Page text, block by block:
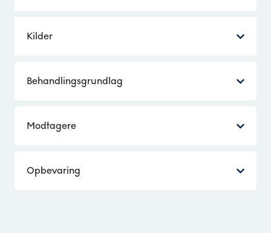
Kilder
Behandlingsgrundlag
Modtagere
Opbevaring